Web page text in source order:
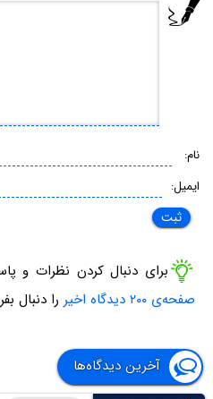
نام:
ایمیل:
برای دنبال کردن نظرات و
صفحه‌ی ۲۰۰ دیدگاه اخیر
را دنبال
آخرین دیدگاه‌ها